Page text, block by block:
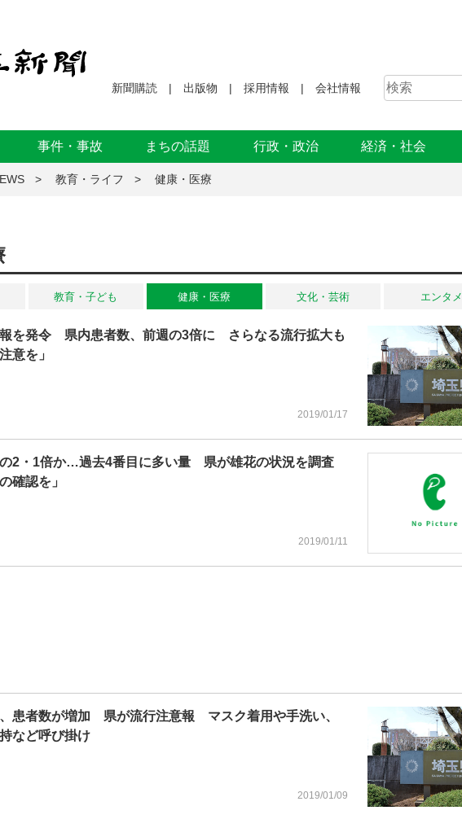
新聞購読 出版物 採用情報 会社情報
事件・事故 まちの話題 行政・政治 経済・社会
教育・ライフ 健康・医療
教育・子ども 健康・医療 文化・芸術 エンタメ
を発令 県内患者数、前週の3倍に さらなる流行拡大も
意を」
2019/01/17
2・1倍か…過去4番目に多い量 県が雄花の状況を調査
確認を」
2019/01/11
患者数が増加 県が流行注意報 マスク着用や手洗い、
など呼び掛け
2019/01/09